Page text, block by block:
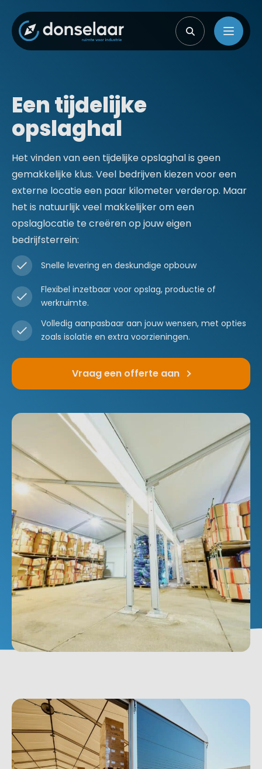
Een tijdelijke
opslaghal
Het vinden van een tijdelijke opslaghal is geen
gemakkelijke klus. Veel bedrijven kiezen voor een
externe locatie een paar kilometer verderop. Maar
het is natuurlijk veel makkelijker om een
opslaglocatie te creëren op jouw eigen
bedrijfsterrein:
Snelle levering en deskundige opbouw
Flexibel inzetbaar voor opslag, productie of
werkruimte.
Volledig aanpasbaar aan jouw wensen, met opties
zoals isolatie en extra voorzieningen.
Vraag een offerte aan